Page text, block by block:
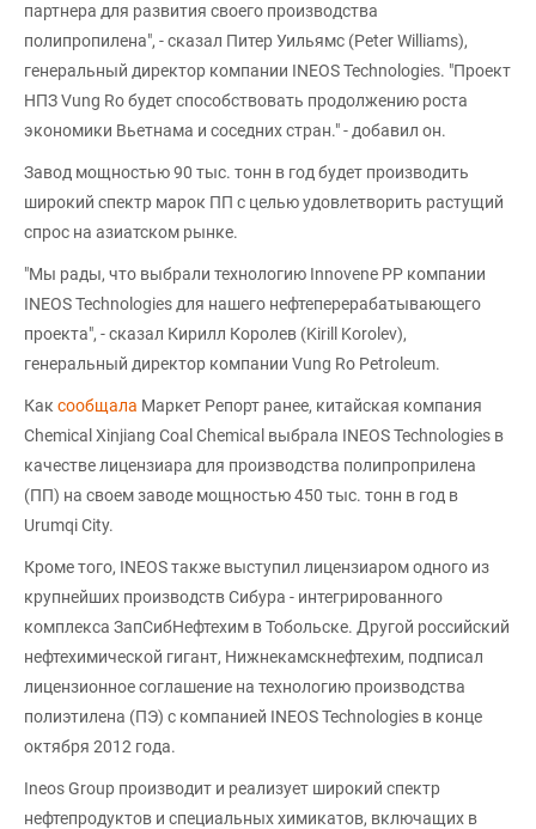
партнера для развития своего производства
полипропилена", - сказал Питер Уильямс (Peter Williams),
генеральный директор компании INEOS Technologies. "Проект
НПЗ Vung Ro будет способствовать продолжению роста
экономики Вьетнама и соседних стран." - добавил он.
Завод мощностью 90 тыс. тонн в год будет производить
широкий спектр марок ПП с целью удовлетворить растущий
спрос на азиатском рынке.
"Мы рады, что выбрали технологию Innovene PP компании
INEOS Technologies для нашего нефтеперерабатывающего
проекта", - сказал Кирилл Королев (Kirill Korolev),
генеральный директор компании Vung Ro Petroleum.
Как сообщала Маркет Репорт ранее, китайская компания
Chemical Xinjiang Coal Chemical выбрала INEOS Technologies в
качестве лицензиара для производства полипроприлена
(ПП) на своем заводе мощностью 450 тыс. тонн в год в
Urumqi City.
Кроме того, INEOS также выступил лицензиаром одного из
крупнейших производств Сибура - интегрированного
комплекса ЗапСибНефтехим в Тобольске. Другой российский
нефтехимической гигант, Нижнекамскнефтехим, подписал
лицензионное соглашение на технологию производства
полиэтилена (ПЭ) с компанией INEOS Technologies в конце
октября 2012 года.
Ineos Group производит и реализует широкий спектр
нефтепродуктов и специальных химикатов, включащих в